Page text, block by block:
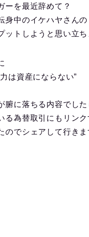
ーを最近辞めて？
身中のイケハヤさんの
ットしようと思い立ち
は資産にならない”
腑に落ちる内容でした
る為替取引にもリンク
のでシェアして行きま